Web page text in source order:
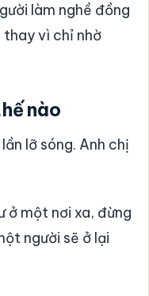
làm nghề đồng
thay vì chỉ nhờ
nào
lỡ sóng. Anh chị
ở một nơi xa, đừng
người sẽ ở lại